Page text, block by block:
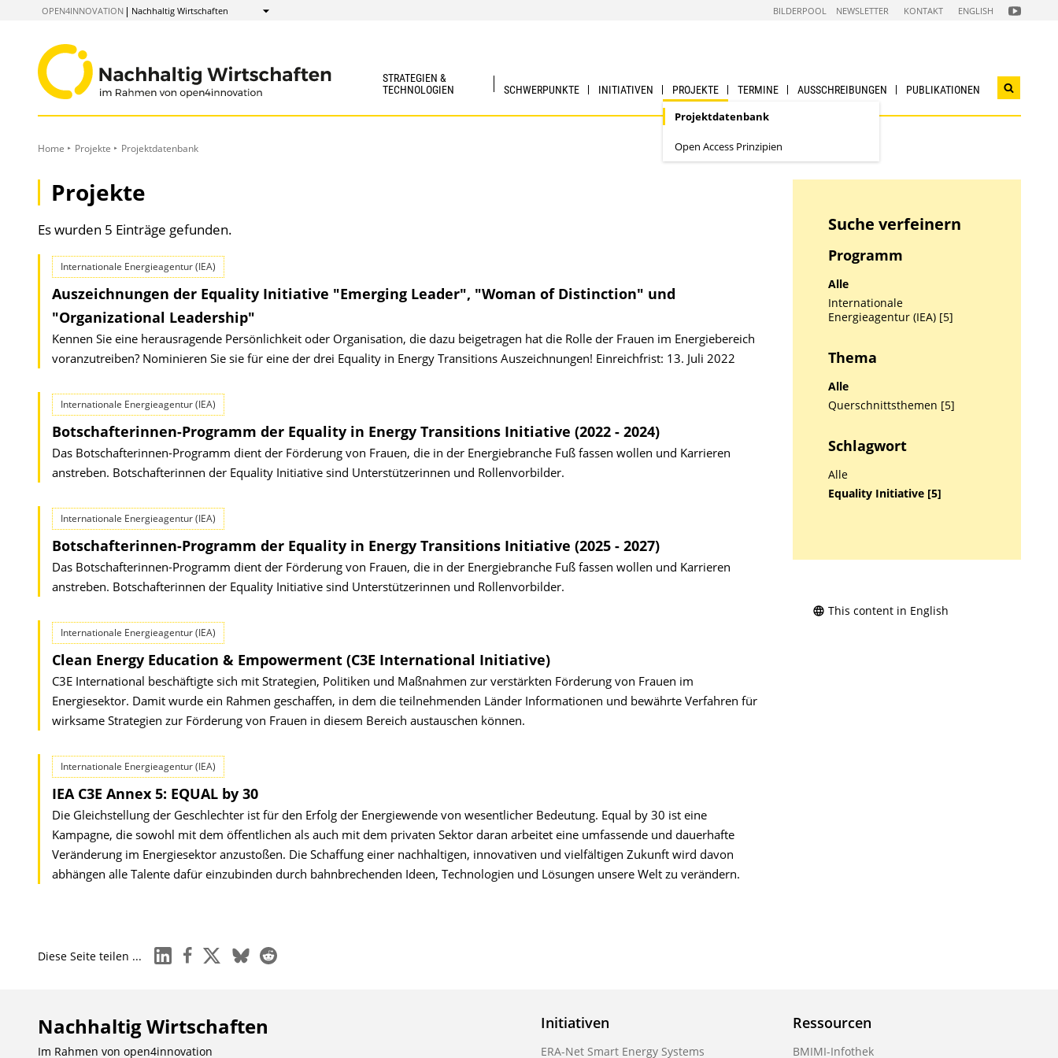
OPEN4INNOVATION Nachhaltig Wirtschaften
Anzeigen
BILDERPOOL NEWSLETTER KONTAKT ENGLISH FOLGEN
SIE
STRATEGIEN &
TECHNOLOGIEN
SCHWERPUNKTE INITIATIVEN PROJEKTE
Projektdatenbank
Open Access Prinzipien
TERMINE AUSSCHREIBUNGEN PUBLIKATIONEN
Home Projekte Projektdatenbank
Projekte
Es wurden 5 Einträge gefunden.
Internationale Energieagentur (IEA)
Auszeichnungen der Equality Initiative "Emerging Leader", "Woman of Distinction" und
"Organizational Leadership"
Kennen Sie eine herausragende Persönlichkeit oder Organisation, die dazu beigetragen hat die Rolle der Frauen im Energiebereich
voranzutreiben? Nominieren Sie sie für eine der drei Equality in Energy Transitions Auszeichnungen! Einreichfrist: 13. Juli 2022
Internationale Energieagentur (IEA)
Botschafterinnen-Programm der Equality in Energy Transitions Initiative (2022 - 2024)
Das Botschafterinnen-Programm dient der Förderung von Frauen, die in der Energiebranche Fuß fassen wollen und Karrieren
anstreben. Botschafterinnen der Equality Initiative sind Unterstützerinnen und Rollenvorbilder.
Internationale Energieagentur (IEA)
Botschafterinnen-Programm der Equality in Energy Transitions Initiative (2025 - 2027)
Das Botschafterinnen-Programm dient der Förderung von Frauen, die in der Energiebranche Fuß fassen wollen und Karrieren
anstreben. Botschafterinnen der Equality Initiative sind Unterstützerinnen und Rollenvorbilder.
Internationale Energieagentur (IEA)
Clean Energy Education & Empowerment (C3E International Initiative)
C3E International beschäftigte sich mit Strategien, Politiken und Maßnahmen zur verstärkten Förderung von Frauen im
Energiesektor. Damit wurde ein Rahmen geschaffen, in dem die teilnehmenden Länder Informationen und bewährte Verfahren für
wirksame Strategien zur Förderung von Frauen in diesem Bereich austauschen können.
Internationale Energieagentur (IEA)
IEA C3E Annex 5: EQUAL by 30
Die Gleichstellung der Geschlechter ist für den Erfolg der Energiewende von wesentlicher Bedeutung. Equal by 30 ist eine
Kampagne, die sowohl mit dem öffentlichen als auch mit dem privaten Sektor daran arbeitet eine umfassende und dauerhafte
Veränderung im Energiesektor anzustoßen. Die Schaffung einer nachhaltigen, innovativen und vielfältigen Zukunft wird davon
abhängen alle Talente dafür einzubinden durch bahnbrechenden Ideen, Technologien und Lösungen unsere Welt zu verändern.
Suche verfeinern
Programm
Alle
Internationale
Energieagentur (IEA) [5]
Thema
Alle
Querschnittsthemen [5]
Schlagwort
Alle
Equality Initiative [5]
This content in English
Diese Seite teilen ... linkedinfacebook
x blueskyreddit
Nachhaltig Wirtschaften
Im Rahmen von open4innovation
Initiativen
ERA-Net Smart Energy Systems
Ressourcen
BMIMI-Infothek